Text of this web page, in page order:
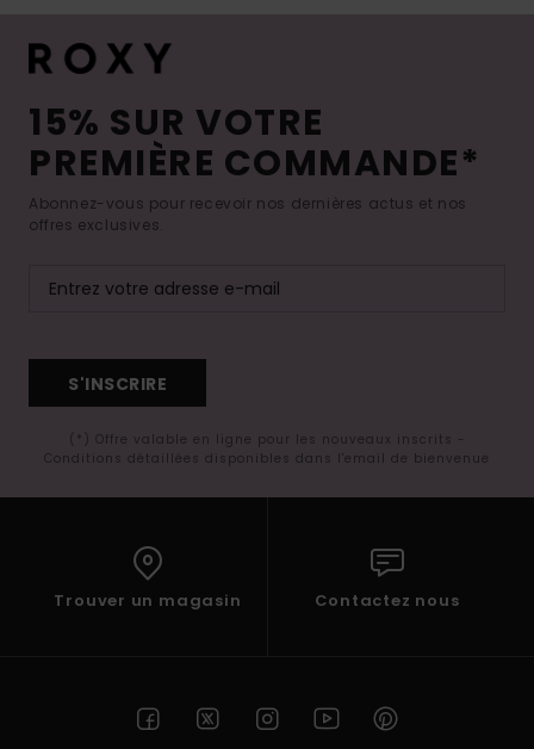
15% SUR VOTRE
PREMIÈRE COMMANDE*
Abonnez-vous pour recevoir nos dernières actus et nos
offres exclusives.
S'INSCRIRE
(*) Offre valable en ligne pour les nouveaux inscrits -
Conditions détaillées disponibles dans l'email de bienvenue
Trouver un magasin Contactez nous